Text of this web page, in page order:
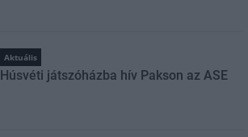
Aktuális
Húsvéti játszóházba hív Pakson az ASE